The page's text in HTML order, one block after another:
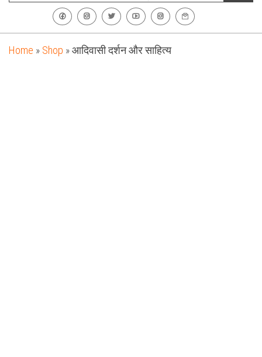
Home » Shop »आदिवासी दर्शन और साहित्य